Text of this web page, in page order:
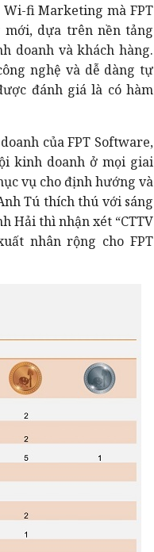
fi Marketing mà FPT
mới, dựa trên nền tảng
doanh và khách hàng.
nghệ và dễ dàng tự
đánh giá là có hàm
của FPT Software,
kinh doanh ở mọi giai
vụ cho định hướng và
Tú thích thú với sáng
Hải thì nhận xét “CTTV
nhân rộng cho FPT